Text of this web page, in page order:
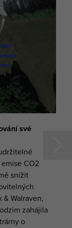
své
CO2
snížit
Walraven,
zahájila
o